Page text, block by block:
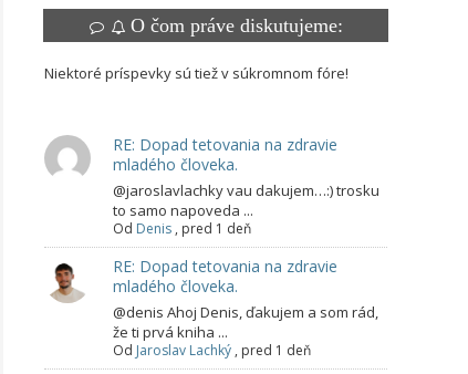
O čom práve diskutujeme:
Niektoré príspevky sú tiež v súkromnom fóre!
RE: Dopad tetovania na zdravie
mladého človeka.
@jaroslavlachky vau dakujem…:) trosku
to samo napoveda ...
Od Denis , pred 1 deň
RE: Dopad tetovania na zdravie
mladého človeka.
@denis Ahoj Denis, ďakujem a som rád,
že ti prvá kniha ...
Od Jaroslav Lachký , pred 1 deň